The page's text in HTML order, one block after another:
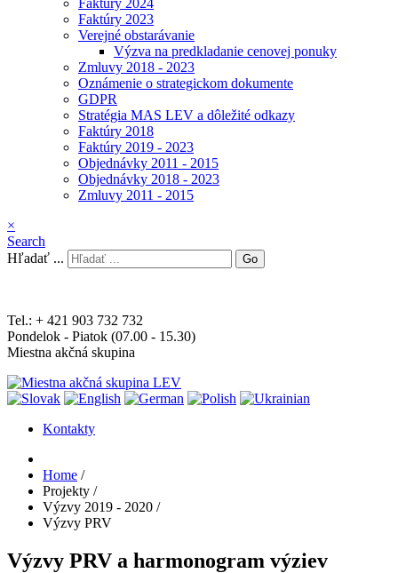
Faktúry 2024
Faktúry 2023
Verejné obstarávanie
Výzva na predkladanie cenovej ponuky
Zmluvy 2018 - 2023
Oznámenie o strategickom dokumente
GDPR
Stratégia MAS LEV a dôležité odkazy
Faktúry 2018
Faktúry 2019 - 2023
Objednávky 2011 - 2015
Objednávky 2018 - 2023
Zmluvy 2011 - 2015
×
Search
Hľadať ...
Go
Tel.: + 421 903 732 732
Pondelok - Piatok (07.00 - 15.30)
Miestna akčná skupina
Kontakty
Home /
Projekty /
Výzvy 2019 - 2020 /
Výzvy PRV
Výzvy PRV a harmonogram výziev